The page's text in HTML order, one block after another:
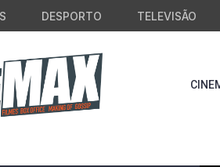
DESPORTO TELEVISÃO